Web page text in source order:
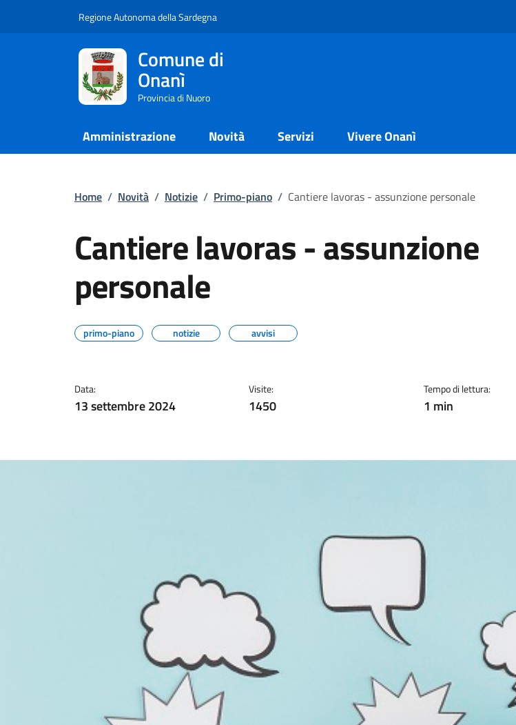
Regione Autonoma della Sardegna
Comune di
Onanì
Provincia di Nuoro
Amministrazione Novità Servizi Vivere Onanì
Home / Novità / Notizie / Primo-piano / Cantiere lavoras - assunzione personale
Cantiere lavoras - assunzione
personale
primo-piano notizie avvisi
Data:
13 settembre 2024
Visite:
1450
Tempo di lettura:
1 min